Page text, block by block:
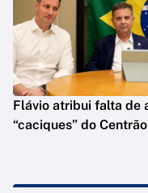
Flávio atribui falta de
“caciques” do Centrão